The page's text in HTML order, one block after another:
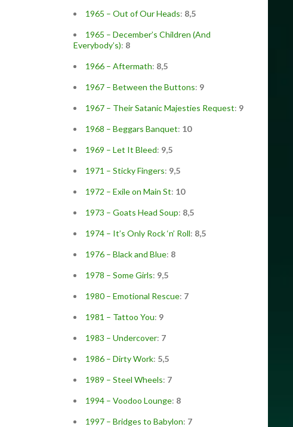
1965 – Out of Our Heads: 8,5
1965 – December’s Children (And
Everybody’s): 8
1966 – Aftermath: 8,5
1967 – Between the Buttons: 9
1967 – Their Satanic Majesties Request: 9
1968 – Beggars Banquet: 10
1969 – Let It Bleed: 9,5
1971 – Sticky Fingers: 9,5
1972 – Exile on Main St: 10
1973 – Goats Head Soup: 8,5
1974 – It’s Only Rock ‘n’ Roll: 8,5
1976 – Black and Blue: 8
1978 – Some Girls: 9,5
1980 – Emotional Rescue: 7
1981 – Tattoo You: 9
1983 – Undercover: 7
1986 – Dirty Work: 5,5
1989 – Steel Wheels: 7
1994 – Voodoo Lounge: 8
1997 – Bridges to Babylon: 7